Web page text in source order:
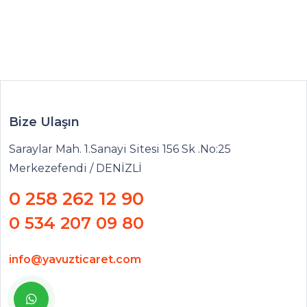
Bize Ulaşın
Saraylar Mah. 1.Sanayi Sitesi 156 Sk .No:25
Merkezefendi / DENİZLİ
0 258 262 12 90
0 534 207 09 80
info@yavuzticaret.com